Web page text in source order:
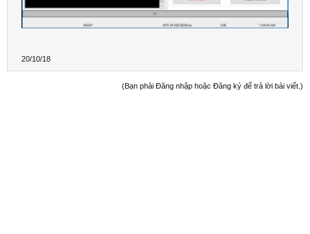
20/10/18
(Bạn phải Đăng nhập hoặc Đăng ký để trả lời bài viết.)